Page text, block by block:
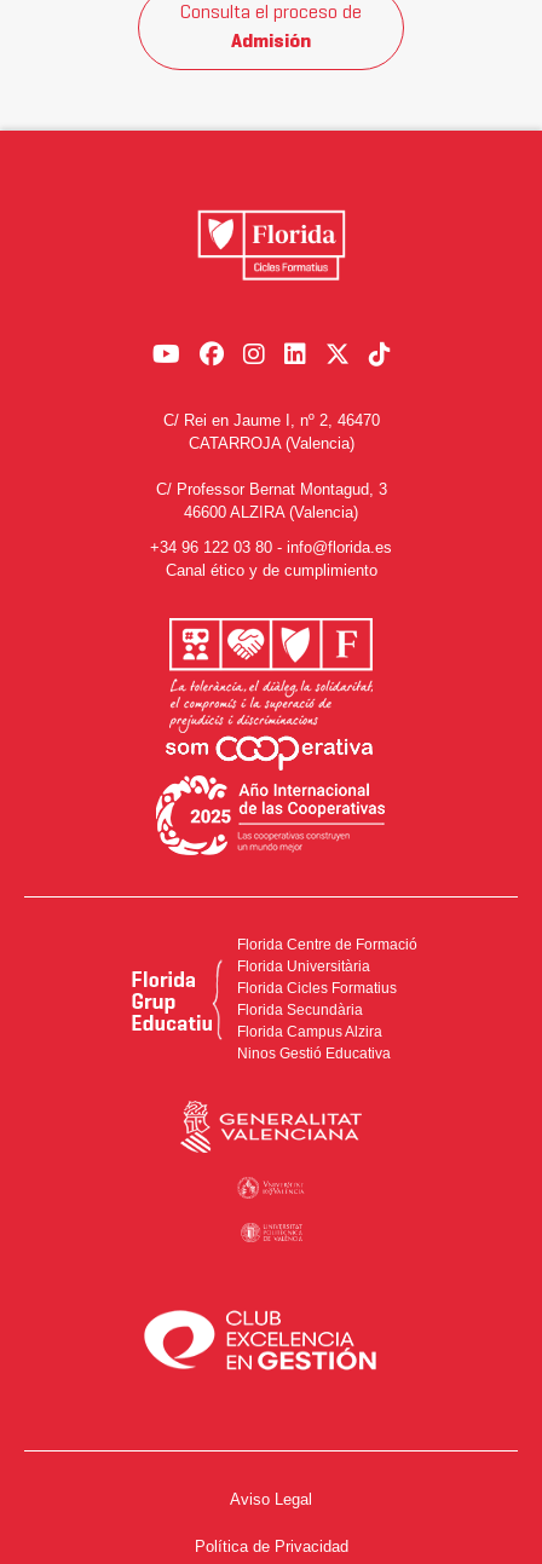
Consulta el proceso de
Admisión
C/ Rei en Jaume I, nº 2, 46470
CATARROJA (Valencia)
C/ Professor Bernat Montagud, 3
46600 ALZIRA (Valencia)
+34 96 122 03 80 - info@florida.es
Canal ético y de cumplimiento
Florida Centre de Formació
Florida Universitària
Florida Cicles Formatius
Florida Secundària
Florida Campus Alzira
Ninos Gestió Educativa
Aviso Legal
Política de Privacidad